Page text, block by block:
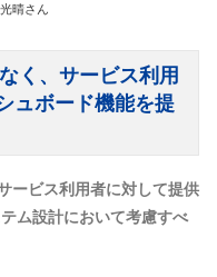
晴さん
く、サービス利用
ュボード機能を提
ービス利用者に対して提供
ム設計において考慮すべ